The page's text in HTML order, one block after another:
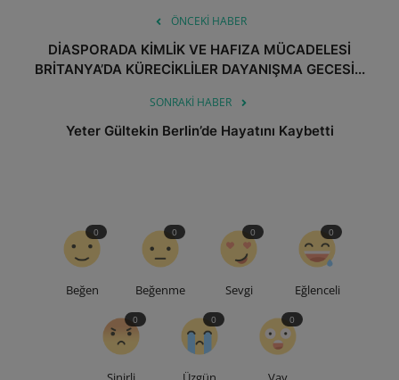
ÖNCEKI HABER
DİASPORADA KİMLİK VE HAFIZA MÜCADELESİ
BRİTANYA’DA KÜRECİKLİLER DAYANIŞMA GECESİ...
SONRAKI HABER
Yeter Gültekin Berlin’de Hayatını Kaybetti
Beğen
0
Beğenme
0
Sevgi
0
Eğlenceli
0
0 0 0